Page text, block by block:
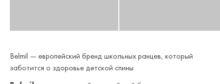
Belmil — европейский бренд школьных ранцев, который
заботится о здоровье детской спины.